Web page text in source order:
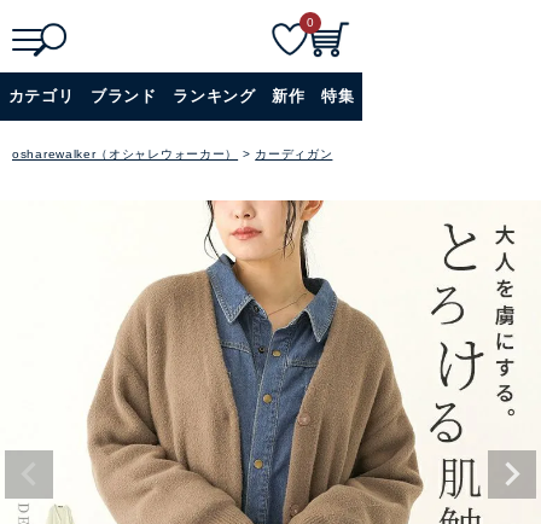
詳細検索
0
カテゴリ ブランド ランキング 新作 特集
osharewalker（オシャレウォーカー） カーディガン